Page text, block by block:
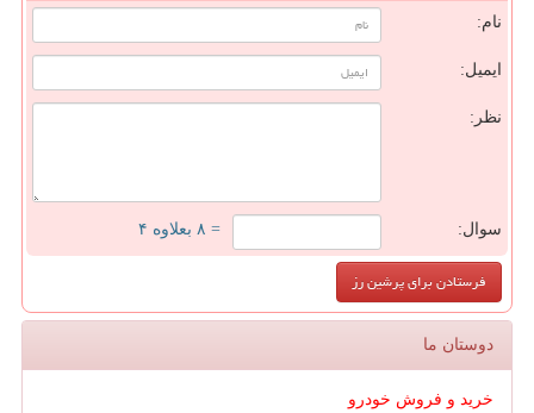
نام:
ایمیل:
نظر:
سوال: = ۸ بعلاوه ۴
دوستان ما
خرید و فروش خودرو